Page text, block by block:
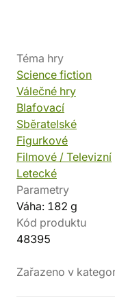
Téma hry
Science fiction
Válečné hry
Blafovací
Sběratelské
Figurkové
Filmové / Televizní
Letecké
Parametry
Váha: 182 g
Kód produktu
48395
Zařazeno v